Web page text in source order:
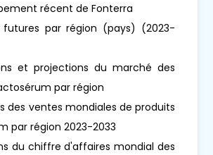
récent de Fonterra
futures par région (pays) (2023-
et projections du marché des
par région
des ventes mondiales de produits
par région 2023-2033
du chiffre d'affaires mondial des